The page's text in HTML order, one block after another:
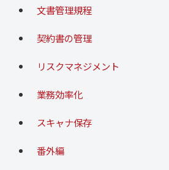
文書管理規程
契約書の管理
リスクマネジメント
業務効率化
スキャナ保存
番外編